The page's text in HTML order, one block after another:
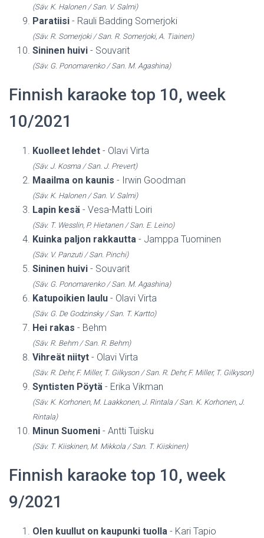
(Säv. K. Halonen / San. V. Salmi)
Paratiisi - Rauli Badding Somerjoki
(Säv. R. Somerjoki / San. R. Somerjoki, A. Tiainen)
Sininen huivi - Souvarit
(Säv. G. Ponomarenko / San. M. Agashina)
Finnish karaoke top 10, week
10/2021
Kuolleet lehdet - Olavi Virta
(Säv. J. Kosma / San. J. Prevert)
Maailma on kaunis - Irwin Goodman
(Säv. K. Halonen / San. V. Salmi)
Lapin kesä - Vesa-Matti Loiri
(Säv. T. Wesslin, P. Hietanen / San. E. Leino)
Kuinka paljon rakkautta - Jamppa Tuominen
(Säv. V. Panzuti / San. Pinchi)
Sininen huivi - Souvarit
(Säv. G. Ponomarenko / San. M. Agashina)
Katupoikien laulu - Olavi Virta
(Säv. G. De Godzinsky / San. T. Kartto)
Hei rakas - Behm
(Säv. R. Behm / San. R. Behm)
Vihreät niityt - Olavi Virta
(Säv. R. Dehr, F. Miller, T. Gilkyson / San. R. Dehr, F. Miller, T. Gilkyson)
Syntisten Pöytä - Erika Vikman
(Säv. K. Korhonen, M. Laakkonen, J. Rintala / San. K. Korhonen, J.
Rintala)
Minun Suomeni - Antti Tuisku
(Säv. T. Kiiskinen, M. Mikkola / San. T. Kiiskinen)
Finnish karaoke top 10, week
9/2021
Olen kuullut on kaupunki tuolla - Kari Tapio